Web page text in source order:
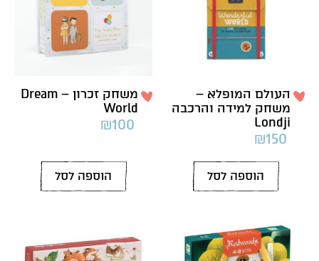
העולם המופלא –
משחק למידה והרכבה
Londji
₪150
הוספה לסל
משחק זכרון – Dream
World
₪100
הוספה לסל